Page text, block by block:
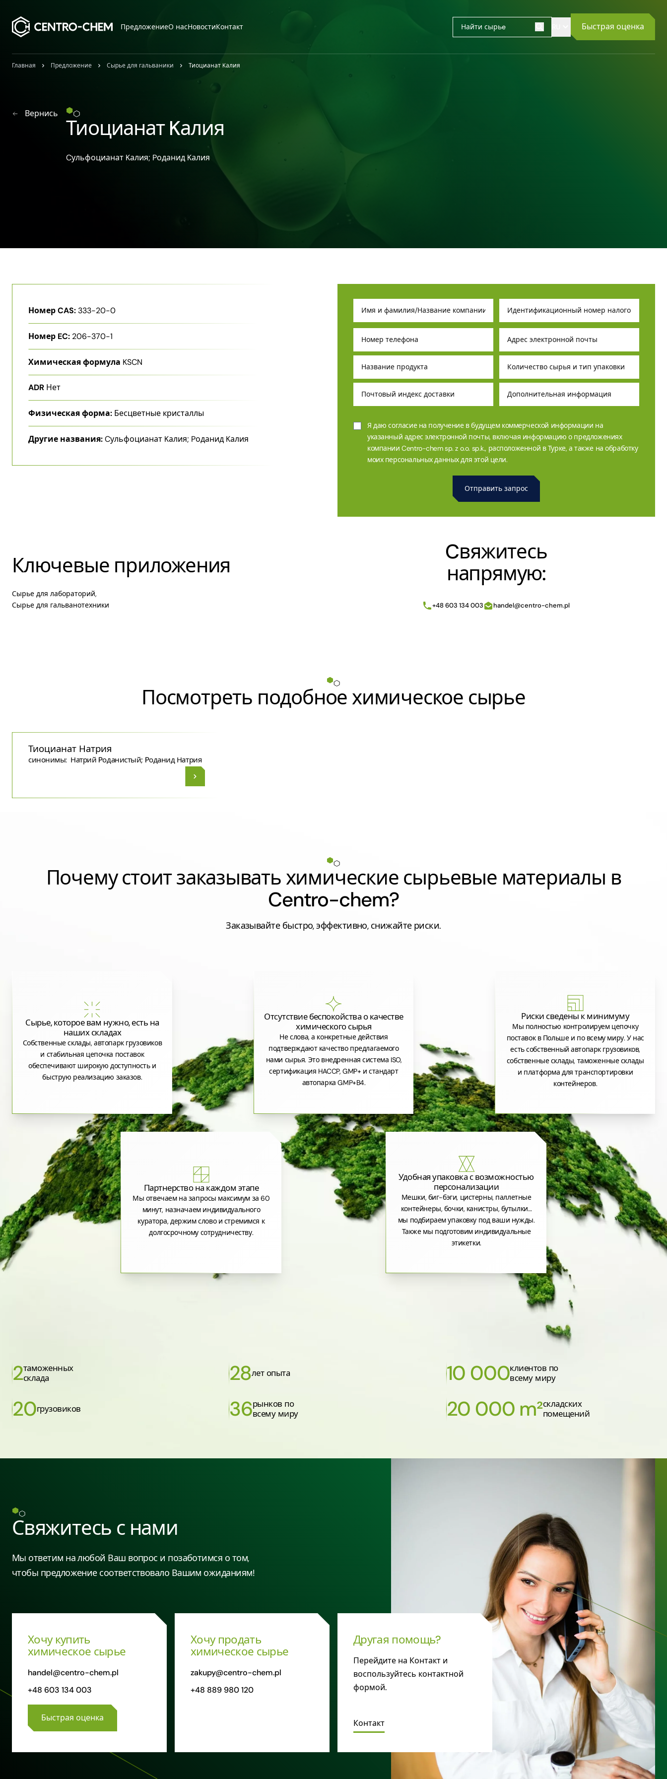
ПредложениеО насНовостиКонтакт Быстрая оценка
Главная Предложение Сырье для гальваники Тиоцианат Kалия
Вернись
Тиоцианат Kалия
Cульфоцианат Kалия; Pоданид Kалия
Номер CAS: 333-20-0
Номер EC: 206-370-1
Химическая формула KSCN
ADR Нет
Физическая форма: Бесцветные кристаллы
Другие названия:Cульфоцианат Kалия; Pоданид Kалия
Ключевые приложения
Сырье для лабораторий,
Сырье для гальванотехники
Я даю согласие на получение в будущем коммерческой информации на
указанный адрес электронной почты, включая информацию о предложениях
компании Centro-chem sp. z o.o. sp.k., расположенной в Турке, а также на обработку
моих персональных данных для этой цели.
Cвяжитесь
напрямую:
+48 603 134 003 handel@centro-chem.pl
Посмотреть подобное химическое сырье
Тиоцианат Натрия
синонимы: Натрий Pоданистый; Pоданид Натрия
Почему стоит заказывать химические сырьевые материалы в
Centro-chem?
Заказывайте быстро, эффективно, снижайте риски.
Сырье, которое вам нужно, есть на
наших складах
Собственные склады, автопарк грузовиков
и стабильная цепочка поставок
обеспечивают широкую доступность и
быструю реализацию заказов.
Отсутствие беспокойства о качестве
химического сырья
Не слова, а конкретные действия
подтверждают качество предлагаемого
нами сырья. Это внедренная система ISO,
сертификация HACCP, GMP+ и стандарт
автопарка GMP+B4.
Риски сведены к минимуму
Мы полностью контролируем цепочку
поставок в Польше и по всему миру. У нас
есть собственный автопарк грузовиков,
собственные склады, таможенные склады
и платформа для транспортировки
контейнеров.
Партнерство на каждом этапе
Мы отвечаем на запросы максимум за 60
минут, назначаем индивидуального
куратора, держим слово и стремимся к
долгосрочному сотрудничеству.
Удобная упаковка с возможностью
персонализации
Мешки, биг-бэги, цистерны, паллетные
контейнеры, бочки, канистры, бутылки…
мы подбираем упаковку под ваши нужды.
Также мы подготовим индивидуальные
этикетки.
2таможенных
склада
28лет опыта 10 000клиентов по
всему миру
20грузовиков 36рынков по
всему миру
20 000 m²складских
помещений
Свяжитесь с нами
Мы ответим на любой Ваш вопрос и позаботимся о том,
чтобы предложение соответствовало Вашим ожиданиям!
Хочу купить
химическое сырье
handel@centro-chem.pl
+48 603 134 003
Быстрая оценка
Хочу продать
химическое сырье
zakupy@centro-chem.pl
+48 889 980 120
Другая помощь?
Перейдите на Контакт и
воспользуйтесь контактной
формой.
Контакт